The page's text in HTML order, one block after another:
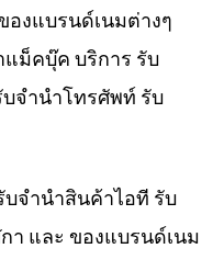
งแบรนด์เนมต่างๆ
ม็คบุ๊ค บริการ รับ
จำนำโทรศัพท์ รับ
บจำนำสินค้าไอที รับ
า และ ของแบรนด์เนม